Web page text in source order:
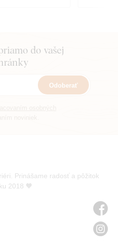
do vašej
Odoberať
Prinášame radosť a pôžitok
2018 🧡